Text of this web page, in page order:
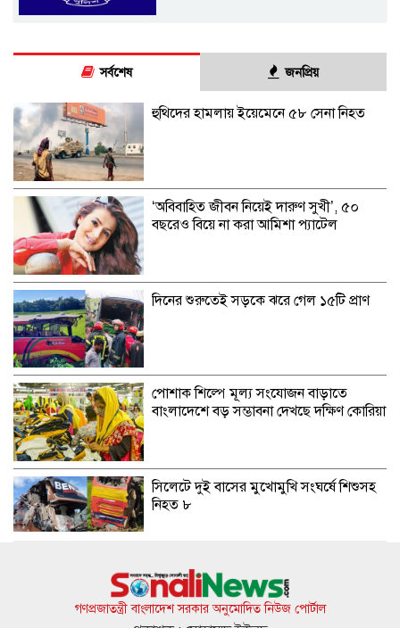
সর্বশেষ জনপ্রিয়
হুথিদের হামলায় ইয়েমেনে ৫৮ সেনা নিহত
‘অবিবাহিত জীবন নিয়েই দারুণ সুখী’, ৫০
বছরেও বিয়ে না করা আমিশা প্যাটেল
দিনের শুরুতেই সড়কে ঝরে গেল ১৫টি প্রাণ
পোশাক শিল্পে মূল্য সংযোজন বাড়াতে
বাংলাদেশে বড় সম্ভাবনা দেখছে দক্ষিণ কোরিয়া
সিলেটে দুই বাসের মুখোমুখি সংঘর্ষে শিশুসহ
নিহত ৮
স্বর্ণের দাম ভরিতে কমল ৩২৬৬ টাকা, আজ
থেকেই কার্যকর
গণপ্রজাতন্ত্রী বাংলাদেশ সরকার অনুমোদিত নিউজ পোর্টাল